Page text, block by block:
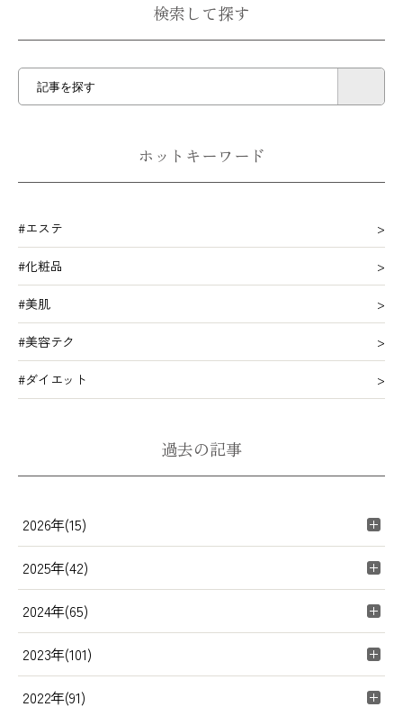
検索して探す
ホットキーワード
#エステ
#化粧品
#美肌
#美容テク
#ダイエット
過去の記事
2026年(15)
2025年(42)
2024年(65)
2023年(101)
2022年(91)